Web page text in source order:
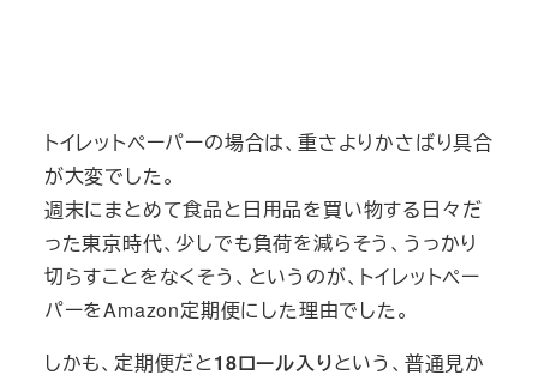
トイレットペーパーの場合は、重さよりかさばり具合
が大変でした。
週末にまとめて食品と日用品を買い物する日々だ
った東京時代、少しでも負荷を減らそう、うっかり
切らすことをなくそう、というのが、トイレットペー
パーをAmazon定期便にした理由でした。
しかも、定期便だと18ロール入りという、普通見か